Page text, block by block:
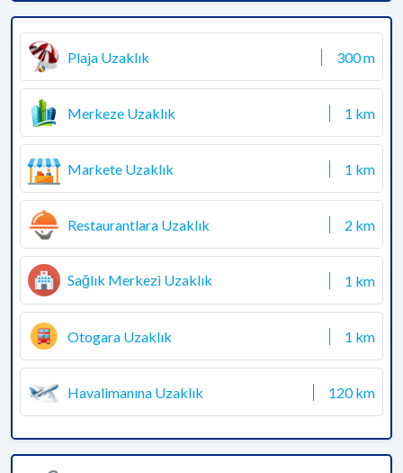
Plaja Uzaklık 300 m
Merkeze Uzaklık 1 km
Markete Uzaklık 1 km
Restaurantlara Uzaklık 2 km
Sağlık Merkezi Uzaklık 1 km
Otogara Uzaklık 1 km
Havalimanına Uzaklık 120 km